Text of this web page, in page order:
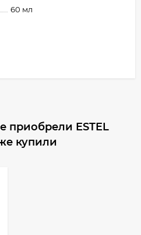
60 мл
приобрели ESTEL
купили